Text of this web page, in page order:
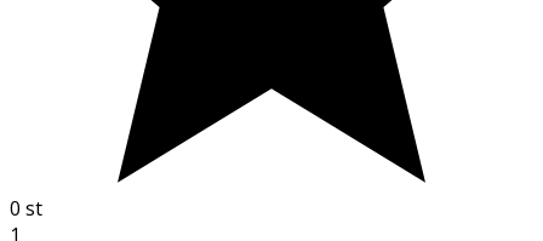
0 st
1